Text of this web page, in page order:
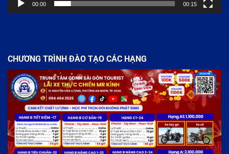
00:00 00:15
CHƯƠNG TRÌNH ĐÀO TẠO CÁC HẠNG